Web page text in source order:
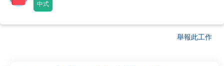
中式
舉報此工作